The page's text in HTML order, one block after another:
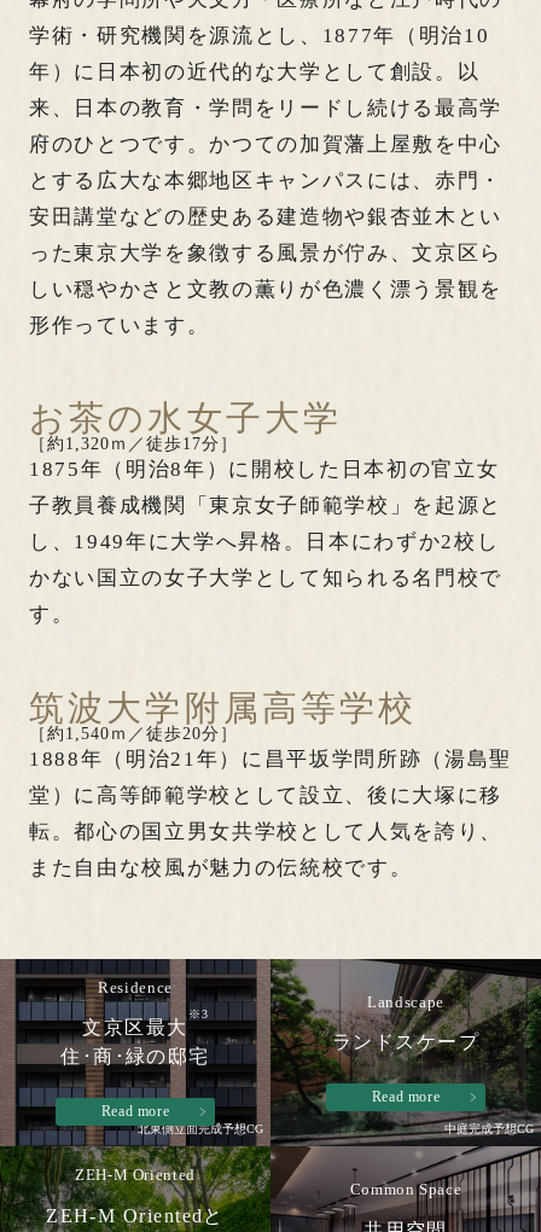
学術・研究機関を源流とし、1877年（明治10
年）に日本初の近代的な大学として創設。以
来、日本の教育・学問をリードし続ける最高学
府のひとつです。かつての加賀藩上屋敷を中心
とする広大な本郷地区キャンパスには、赤門・
安田講堂などの歴史ある建造物や銀杏並木とい
った東京大学を象徴する風景が佇み、文京区ら
しい穏やかさと文教の薫りが色濃く漂う景観を
形作っています。
お茶の水女子大学
［約1,320ｍ／徒歩17分］
1875年（明治8年）に開校した日本初の官立女
子教員養成機関「東京女子師範学校」を起源と
し、1949年に大学へ昇格。日本にわずか2校し
かない国立の女子大学として知られる名門校で
す。
筑波大学附属高等学校
［約1,540ｍ／徒歩20分］
1888年（明治21年）に昌平坂学問所跡（湯島聖
堂）に高等師範学校として設立、後に大塚に移
転。都心の国立男女共学校として人気を誇り、
また自由な校風が魅力の伝統校です。
北東側立面完成予想CG
Residence
文京区最大
住･商･緑の邸宅
※3
Read more
中庭完成予想CG
Landscape
ランドスケープ
Read more
ZEH-M Oriented
ZEH-M Orientedと
Common Space